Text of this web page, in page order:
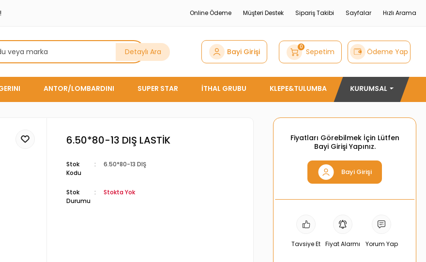
Online Ödeme Müşteri Destek Sipariş Takibi Sayfalar Hızlı Arama
Detaylı Ara Bayi Girişi 0 Sepetim Ödeme Yap
ANTOR/LOMBARDINI SUPER STAR İTHAL GRUBU KLEPE&TULUMBA KURUMSAL
6.50*80-13 DIŞ LASTİK
Stok
Kodu
6.50*80-13 DIŞ
Stok
Durumu
Stokta Yok
Fiyatları Görebilmek İçin Lütfen
Bayi Girişi Yapınız.
Bayi Girişi
Tavsiye Et Fiyat Alarmı Yorum Yap